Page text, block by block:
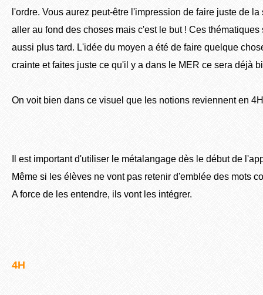
l'ordre. Vous aurez peut-être l'impression de faire juste de
aller au fond des choses mais c'est le but ! Ces
aussi plus tard. L'idée du moyen a été de faire quelque
crainte et faites juste ce qu'il y a dans le MER ce sera déjà
On voit bien dans ce visuel que les notions reviennent en
Il est important d'utiliser le métalangage dès le début de
Même si les élèves ne vont pas retenir d'emblée des mots
A force de les entendre, ils vont les intégrer.
4H